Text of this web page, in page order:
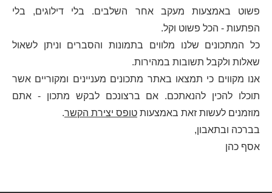
פשוט באמצעות מעקב אחר השלבים. בלי דילוגים, בלי
הפתעות - הכל פשוט וקל.
כל המתכונים שלנו מלווים בתמונות והסברים וניתן לשאול
שאלות ולקבל תשובות במהירות.
אנו מקווים כי תמצאו באתר מתכונים מעניינים ומקוריים אשר
תוכלו להכין להנאתכם. אם ברצונכם לבקש מתכון - אתם
מוזמנים לעשות זאת באמצעות טופס יצירת הקשר.
בברכה ובתאבון,
אסף כהן